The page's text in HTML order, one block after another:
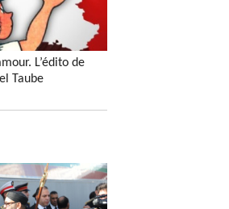
L’édito de
Taube